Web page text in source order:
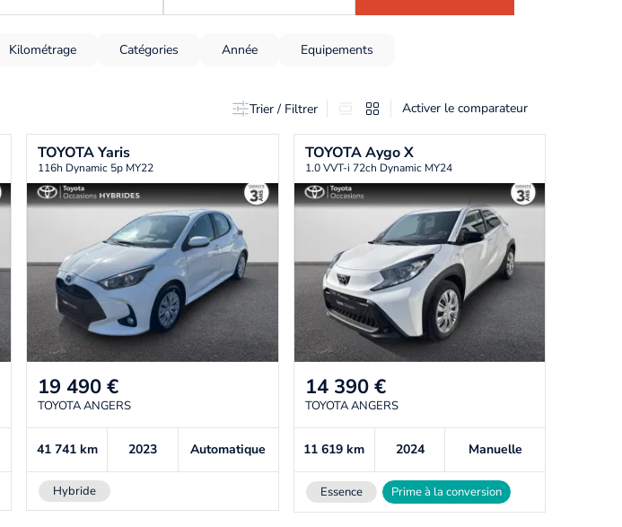
Kilométrage Catégories Année Equipements
Trier / Filtrer Activer le comparateur
TOYOTAYaris
116h Dynamic 5p MY22
19 490 €
TOYOTA ANGERS
41 741 km 2023 Automatique
Hybride
TOYOTAAygo X
1.0 VVT-i 72ch Dynamic MY24
14 390 €
TOYOTA ANGERS
11 619km 2024 Manuelle
Essence Prime à la conversion